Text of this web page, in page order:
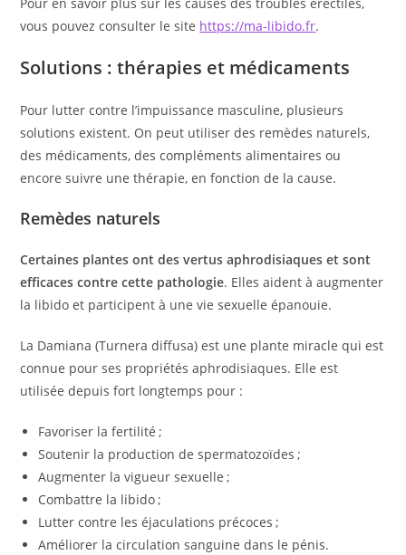
vous pouvez consulter le site https://ma-libido.fr.
Solutions : thérapies et médicaments
Pour lutter contre l’impuissance masculine, plusieurs
solutions existent. On peut utiliser des remèdes naturels,
des médicaments, des compléments alimentaires ou
encore suivre une thérapie, en fonction de la cause.
Remèdes naturels
Certaines plantes ont des vertus aphrodisiaques et sont
efficaces contre cette pathologie. Elles aident à augmenter
la libido et participent à une vie sexuelle épanouie.
La Damiana (Turnera diffusa) est une plante miracle qui est
connue pour ses propriétés aphrodisiaques. Elle est
utilisée depuis fort longtemps pour :
Favoriser la fertilité ;
Soutenir la production de spermatozoïdes ;
Augmenter la vigueur sexuelle ;
Combattre la libido ;
Lutter contre les éjaculations précoces ;
Améliorer la circulation sanguine dans le pénis.